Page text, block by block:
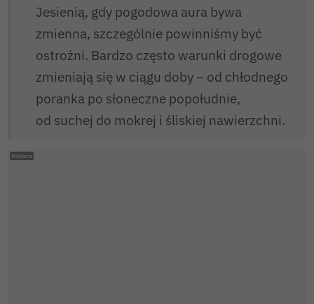
Jesienią, gdy pogodowa aura bywa
zmienna, szczególnie powinniśmy być
ostrożni. Bardzo często warunki drogowe
zmieniają się w ciągu doby – od chłodnego
poranka po słoneczne popołudnie,
od suchej do mokrej i śliskiej nawierzchni.